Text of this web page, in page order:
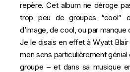
repère. Cet album ne déroge
trop peu de groupes “cool”
d’image, de cool, ou par manque
Je le disais en effet à Wyatt
mon sens particulièrement
groupe – et dans sa musique